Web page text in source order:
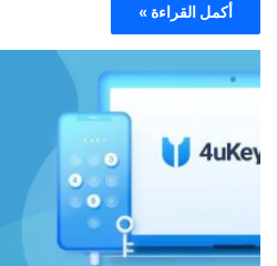
أكمل القراءة »